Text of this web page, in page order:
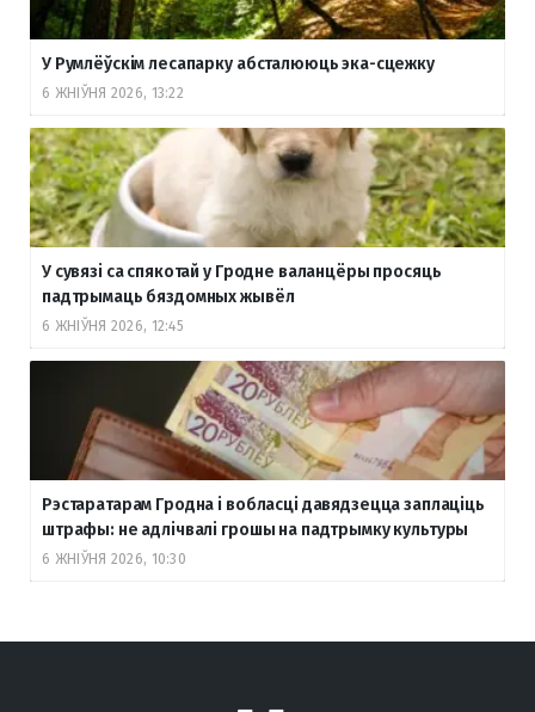
У Румлёўскім лесапарку абсталююць эка-сцежку
6 ЖНІЎНЯ 2026, 13:22
У сувязі са спякотай у Гродне валанцёры просяць
падтрымаць бяздомных жывёл
6 ЖНІЎНЯ 2026, 12:45
Рэстаратарам Гродна і вобласці давядзецца заплаціць
штрафы: не адлічвалі грошы на падтрымку культуры
6 ЖНІЎНЯ 2026, 10:30